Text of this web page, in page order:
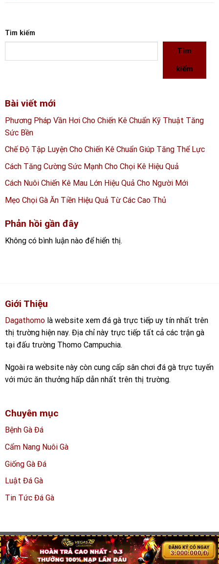
Tìm kiếm
Tìm
kiếm
Bài viết mới
Phương Pháp Vần Hơi Cho Chiến Kê Chuẩn Kỹ Thuật Tăng
Sức Bền
Chế Độ Tập Luyện Cho Chiến Kê Chuẩn Giúp Tăng Thể Lực
Cách Tăng Cường Sức Mạnh Cho Chọi Kê Hiệu Quả
Cách Nuôi Chiến Kê Mau Lớn Hiệu Quả Cho Người Mới
Mẹo Chọi Gà Ăn Tiền Hiệu Quả Từ Các Cao Thủ
Phản hồi gần đây
Không có bình luận nào để hiển thị.
Giới Thiệu
Dagathomo là website xem đá gà trực tiếp uy tín nhất trên
thị trường hiện nay. Địa chỉ này trực tiếp tất cả các trận gà
tại đấu trường Thomo Campuchia.
Ngoài ra website này còn cung cấp sân chơi đá gà trực tuyến
với mức ăn thưởng hấp dẫn nhất trên thị trường.
Chuyên mục
Bệnh Gà Đá
Cẩm Nang Nuôi Gà
Giống Gà Đá
Luật Đá Gà
Tin Tức Đá Gà
Copyright 2026 ©dagathomoo.net